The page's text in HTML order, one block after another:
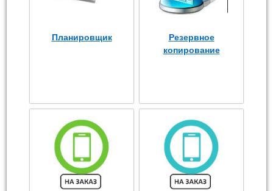
Планировщик
Резервное
копирование